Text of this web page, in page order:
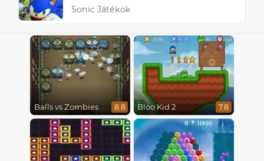
Sonic Játékok
Balls vs Zombies 8.8 Bloo Kid 2 7.8